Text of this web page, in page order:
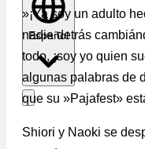
Español
»¡Ya soy un adulto
nadie detrás
todo, ¡soy yo quien
algunas palabras de
que su »Pajafest»
Shiori y Naoki se